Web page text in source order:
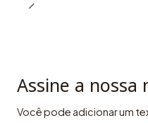
Assine a nossa
Você pode adicionar um